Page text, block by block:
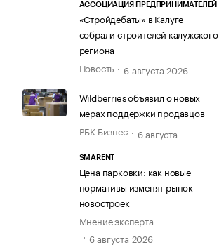
АССОЦИАЦИЯ ПРЕДПРИНИМАТЕЛЕЙ
«Стройдебаты» в Калуге
собрали строителей калужского
региона
Новость
6 августа 2026
Wildberries объявил о новых
мерах поддержки продавцов
РБК Бизнес
6 августа
SMARENT
Цена парковки: как новые
нормативы изменят рынок
новостроек
Мнение эксперта
6 августа 2026